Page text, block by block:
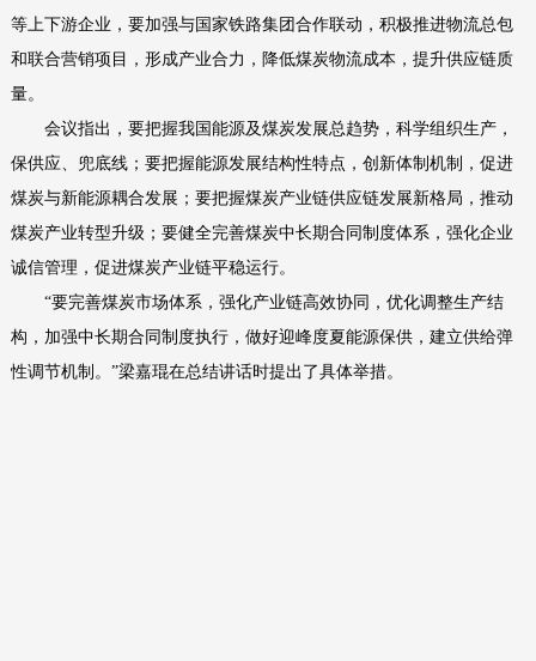
等上下游企业，要加强与国家铁路集团合作联动，积极推进物流总包
和联合营销项目，形成产业合力，降低煤炭物流成本，提升供应链质
量。
会议指出，要把握我国能源及煤炭发展总趋势，科学组织生产，
保供应、兜底线；要把握能源发展结构性特点，创新体制机制，促进
煤炭与新能源耦合发展；要把握煤炭产业链供应链发展新格局，推动
煤炭产业转型升级；要健全完善煤炭中长期合同制度体系，强化企业
诚信管理，促进煤炭产业链平稳运行。
“要完善煤炭市场体系，强化产业链高效协同，优化调整生产结
构，加强中长期合同制度执行，做好迎峰度夏能源保供，建立供给弹
性调节机制。”梁嘉琨在总结讲话时提出了具体举措。